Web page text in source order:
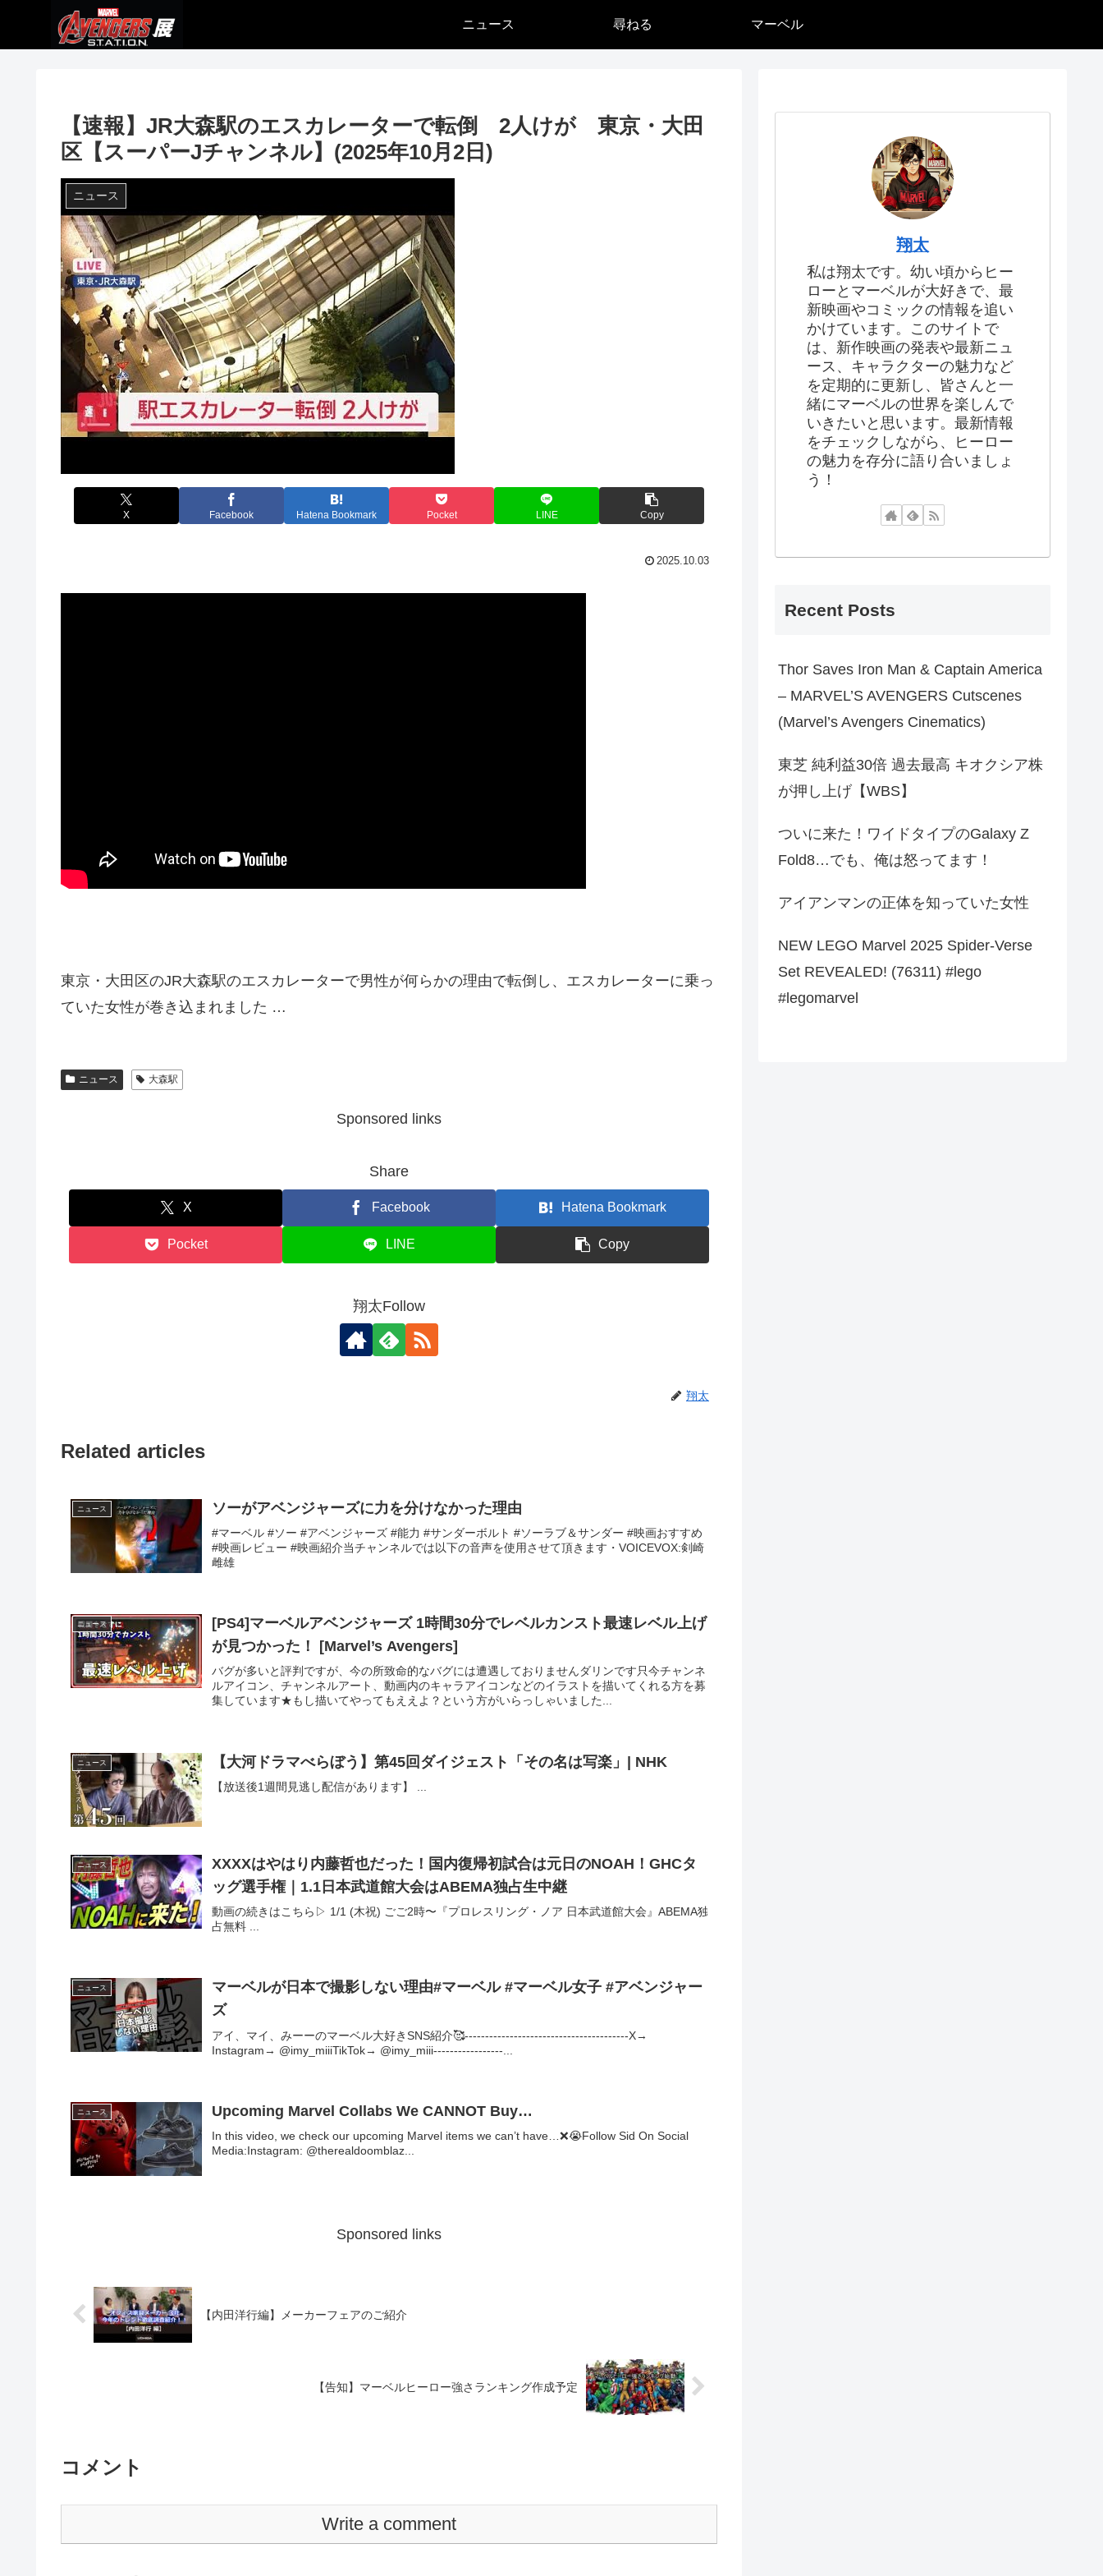
ニュース 尋ねる マーベル
【速報】JR大森駅のエスカレーターで転倒 2人けが 東京・大田
区【スーパーJチャンネル】(2025年10月2日)
ニュース
X Facebook Hatena Bookmark Pocket LINE Copy
2025.10.03
東京・大田区のJR大森駅のエスカレーターで男性が何らかの理由で転倒し、エスカレーターに乗っ
ていた女性が巻き込まれました …
ニュース 大森駅
Sponsored links
Share
X Facebook Hatena Bookmark
Pocket LINE Copy
翔太Follow
翔太
Related articles
ニュース ソーがアベンジャーズに力を分けなかった理由
#マーベル #ソー #アベンジャーズ #能力 #サンダーボルト #ソーラブ＆サンダー #映画おすすめ
#映画レビュー #映画紹介当チャンネルでは以下の音声を使用させて頂きます・VOICEVOX:剣崎
雌雄
ニュース
[PS4]マーベルアベンジャーズ 1時間30分でレベルカンスト最速レベル上げ
が見つかった！ [Marvel’s Avengers]
バグが多いと評判ですが、今の所致命的なバグには遭遇しておりませんダリンです只今チャンネ
ルアイコン、チャンネルアート、動画内のキャラアイコンなどのイラストを描いてくれる方を募
集しています★もし描いてやってもええよ？という方がいらっしゃいました...
ニュース 【大河ドラマべらぼう】第45回ダイジェスト「その名は写楽」| NHK
【放送後1週間見逃し配信があります】 ...
ニュース
XXXXはやはり内藤哲也だった！国内復帰初試合は元日のNOAH！GHCタ
ッグ選手権｜1.1日本武道館大会はABEMA独占生中継
動画の続きはこちら▷ 1/1 (木祝) ごご2時〜『プロレスリング・ノア 日本武道館大会』ABEMA独
占無料 ...
ニュース
マーベルが日本で撮影しない理由#マーベル #マーベル女子 #アベンジャー
ズ
アイ、マイ、みーーのマーベル大好きSNS紹介🥰----------------------------------------X→
Instagram→ @imy_miiiTikTok→ @imy_miii-----------------...
ニュース Upcoming Marvel Collabs We CANNOT Buy…
In this video, we check our upcoming Marvel items we can’t have…❌😭Follow Sid On Social
Media:Instagram: @therealdoomblaz...
Sponsored links
【内田洋行編】メーカーフェアのご紹介
【告知】マーベルヒーロー強さランキング作成予定
コメント
Write a comment
翔太
私は翔太です。幼い頃からヒー
ローとマーベルが大好きで、最
新映画やコミックの情報を追い
かけています。このサイトで
は、新作映画の発表や最新ニュ
ース、キャラクターの魅力など
を定期的に更新し、皆さんと一
緒にマーベルの世界を楽しんで
いきたいと思います。最新情報
をチェックしながら、ヒーロー
の魅力を存分に語り合いましょ
う！
Recent Posts
Thor Saves Iron Man & Captain America
– MARVEL’S AVENGERS Cutscenes
(Marvel’s Avengers Cinematics)
東芝 純利益30倍 過去最高 キオクシア株
が押し上げ【WBS】
ついに来た！ワイドタイプのGalaxy Z
Fold8…でも、俺は怒ってます！
アイアンマンの正体を知っていた女性
NEW LEGO Marvel 2025 Spider-Verse
Set REVEALED! (76311) #lego
#legomarvel